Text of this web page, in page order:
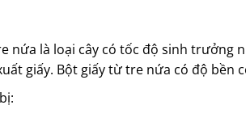
nứa là loại cây có tốc độ sinh trưởng
giấy. Bột giấy từ tre nứa có độ bền